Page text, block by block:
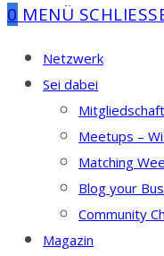
0 MENÜ
Netzwerk
Sei dabei
Mitgliedschaft
Meetups –
Matching
Blog your
Community
Magazin